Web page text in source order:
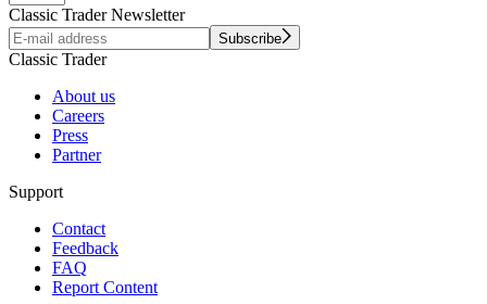
Classic Trader Newsletter
Subscribe
Classic Trader
About us
Careers
Press
Partner
Support
Contact
Feedback
FAQ
Report Content